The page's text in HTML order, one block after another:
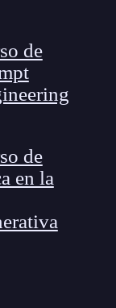
de
de
en la